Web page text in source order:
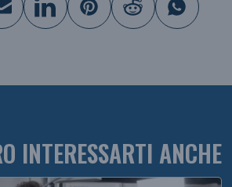
INTERESSARTI ANCHE